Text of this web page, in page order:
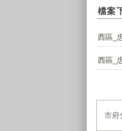
檔案
西區_
西區_
市府